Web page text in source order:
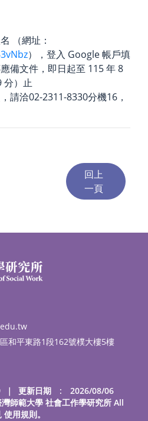
（網址：
），登入 Google 帳戶填
備文件，即日起至 115 年 8
分）止
請洽02-2311-8330分機16，
和平東路1段162號樸大樓5樓
｜
更新日期 : 2026/08/06
師範大學 社會工作學研究所 All
使用規則。